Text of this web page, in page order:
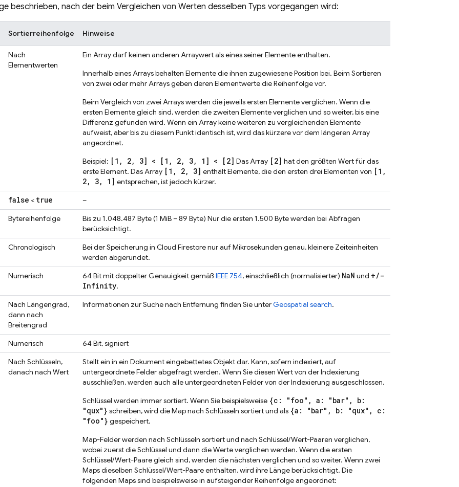
beschrieben, nach der beim Vergleichen von Werten desselben Typs vorgegangen wird:
Sortierreihenfolge Hinweise
Nach
Elementwerten
Ein Array darf keinen anderen Arraywert als eines seiner Elemente enthalten.
Innerhalb eines Arrays behalten Elemente die ihnen zugewiesene Position bei. Beim Sortieren
von zwei oder mehr Arrays geben deren Elementwerte die Reihenfolge vor.
Beim Vergleich von zwei Arrays werden die jeweils ersten Elemente verglichen. Wenn die
ersten Elemente gleich sind, werden die zweiten Elemente verglichen und so weiter, bis eine
Differenz gefunden wird. Wenn ein Array keine weiteren zu vergleichenden Elemente
aufweist, aber bis zu diesem Punkt identisch ist, wird das kürzere vor dem längeren Array
angeordnet.
Beispiel: [1, 2, 3] < [1, 2, 3, 1] < [2] Das Array [2] hat den größten Wert für das
erste Element. Das Array [1, 2, 3] enthält Elemente, die den ersten drei Elementen von [1,
2, 3, 1] entsprechen, ist jedoch kürzer.
false < true
–
Bytereihenfolge
Bis zu 1.048.487 Byte (1 MiB – 89 Byte) Nur die ersten 1.500 Byte werden bei Abfragen
berücksichtigt.
Chronologisch Bei der Speicherung in Cloud Firestorenur auf Mikrosekunden genau, kleinere Zeiteinheiten
werden abgerundet.
Numerisch 64 Bit mit doppelter Genauigkeit gemäß IEEE 754, einschließlich (normalisierter) NaN und +/-
Infinity.
Nach Längengrad,
dann nach
Breitengrad
Informationen zur Suche nach Entfernung finden Sie unterGeospatial search.
Numerisch
64 Bit, signiert
Nach Schlüsseln,
danach nach Wert
Stellt ein in ein Dokument eingebettetes Objekt dar. Kann, sofern indexiert, auf
untergeordnete Felder abgefragt werden. Wenn Sie diesen Wert von der Indexierung
ausschließen, werden auch alle untergeordneten Felder von der Indexierung ausgeschlossen.
Schlüssel werden immer sortiert. Wenn Sie beispielsweise {c: "foo", a: "bar", b:
"qux"} schreiben, wird die Map nach Schlüsseln sortiert und als {a: "bar", b: "qux", c:
"foo"} gespeichert.
Map-Felder werden nach Schlüsseln sortiert und nach Schlüssel/Wert-Paaren verglichen,
wobei zuerst die Schlüssel und dann die Werte verglichen werden. Wenn die ersten
Schlüssel/Wert-Paare gleich sind, werden die nächsten verglichen und so weiter. Wenn zwei
Maps dieselben Schlüssel/Wert-Paare enthalten, wird ihre Länge berücksichtigt. Die
folgenden Maps sind beispielsweise in aufsteigender Reihenfolge angeordnet: